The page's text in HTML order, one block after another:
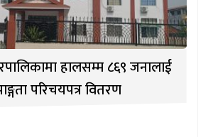
हालसम्म ८६९ जनालाई
परिचयपत्र वितरण